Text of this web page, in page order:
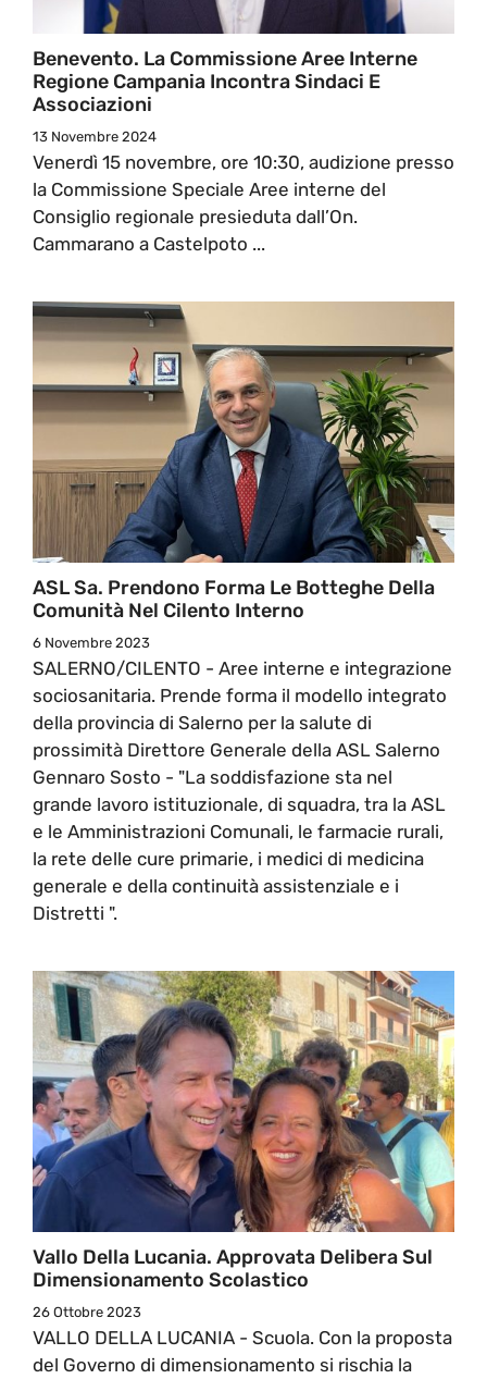
Benevento. La Commissione Aree Interne
Regione Campania Incontra Sindaci E
Associazioni
13 Novembre 2024
Venerdì 15 novembre, ore 10:30, audizione presso
la Commissione Speciale Aree interne del
Consiglio regionale presieduta dall’On.
Cammarano a Castelpoto ...
ASL Sa. Prendono Forma Le Botteghe Della
Comunità Nel Cilento Interno
6 Novembre 2023
SALERNO/CILENTO - Aree interne e integrazione
sociosanitaria. Prende forma il modello integrato
della provincia di Salerno per la salute di
prossimità Direttore Generale della ASL Salerno
Gennaro Sosto - "La soddisfazione sta nel
grande lavoro istituzionale, di squadra, tra la ASL
e le Amministrazioni Comunali, le farmacie rurali,
la rete delle cure primarie, i medici di medicina
generale e della continuità assistenziale e i
Distretti ".
Vallo Della Lucania. Approvata Delibera Sul
Dimensionamento Scolastico
26 Ottobre 2023
VALLO DELLA LUCANIA - Scuola. Con la proposta
del Governo di dimensionamento si rischia la